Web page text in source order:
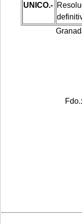
UNICO.-